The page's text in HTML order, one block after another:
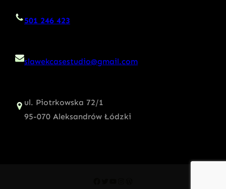
501 246 423
slawekcasestudio@gmail.com
ul. Piotrkowska 72/1
95-070 Aleksandrów Łódzki